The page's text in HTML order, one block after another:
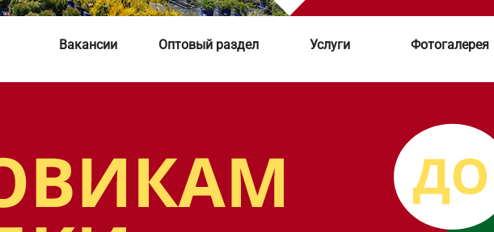
Вакансии Оптовый раздел Услуги Фотогалерея